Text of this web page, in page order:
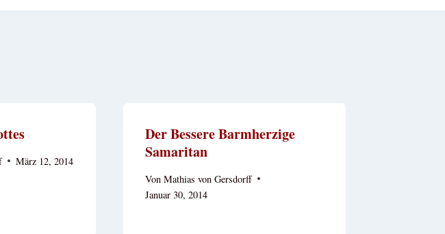
März 12, 2014
Der Bessere Barmherzige
Samaritan
Von Mathias von Gersdorff
Januar 30, 2014